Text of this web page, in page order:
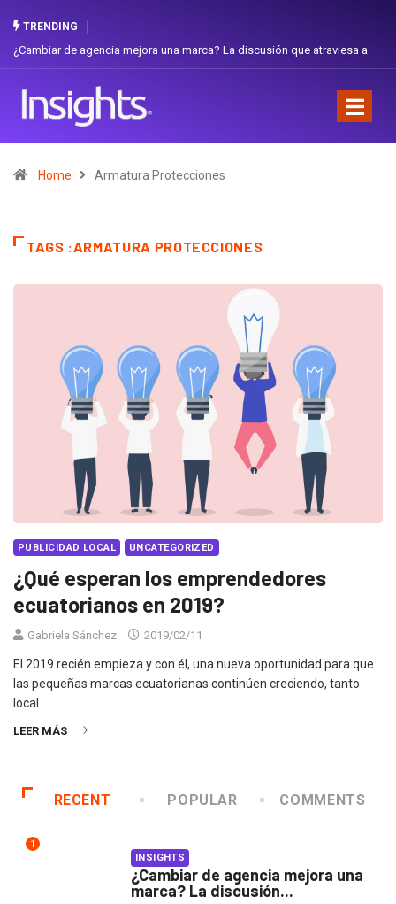
TRENDING
¿Cambiar de agencia mejora una marca? La discusión que atraviesa a
Home Armatura Protecciones
TAGS :ARMATURA PROTECCIONES
PUBLICIDAD LOCAL UNCATEGORIZED
¿Qué esperan los emprendedores
ecuatorianos en 2019?
Gabriela Sánchez 2019/02/11
El 2019 recién empieza y con él, una nueva oportunidad para que
las pequeñas marcas ecuatorianas continúen creciendo, tanto
local
LEER MÁS
RECENT POPULAR COMMENTS
1
INSIGHTS
¿Cambiar de agencia mejora una
marca? La discusión...